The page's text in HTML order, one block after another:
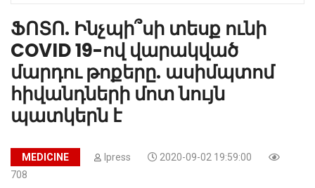
ՖՈՏՈ. Ինչպի՞սի տեսք ունի
COVID 19-ով վարակված
մարդու թոքերը. ասիմպտոմ
հիվանդների մոտ նույն
պատկերն է
MEDICINE Ipress
2020-09-02 19:59:00
708